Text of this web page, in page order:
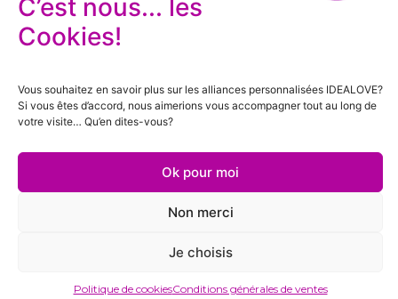
C’est nous... les
Cookies!
Vous souhaitez en savoir plus sur les alliances personnalisées IDEALOVE?
Si vous êtes d’accord, nous aimerions vous accompagner tout au long de
votre visite… Qu’en dites-vous?
Ok pour moi
Non merci
Je choisis
Politique de cookiesConditions générales de ventes